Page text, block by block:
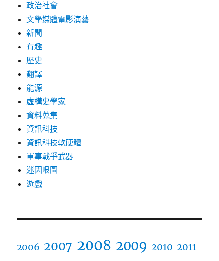
政治社會
文學媒體電影演藝
新聞
有趣
歷史
翻譯
能源
虛構史學家
資料蒐集
資訊科技
資訊科技軟硬體
軍事戰爭武器
迷因哏圖
遊戲
2006 2007 2008 2009 2010 2011